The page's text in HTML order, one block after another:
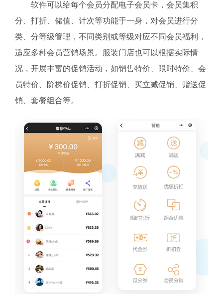
软件可以给每个会员分配电子会员卡，会员集积
分、打折、储值、计次等功能于一身，对会员进行分
类、分等级管理，不同类别或等级对应不同会员福利，
适应多种会员营销场景。服装门店也可以根据实际情
况，开展丰富的促销活动，如销售特价、限时特价、会
员特价、阶梯价促销、打折促销、买立减促销、赠送促
销、套餐组合等。